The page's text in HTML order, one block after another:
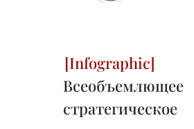
Всеобъемлющее
стратегическое